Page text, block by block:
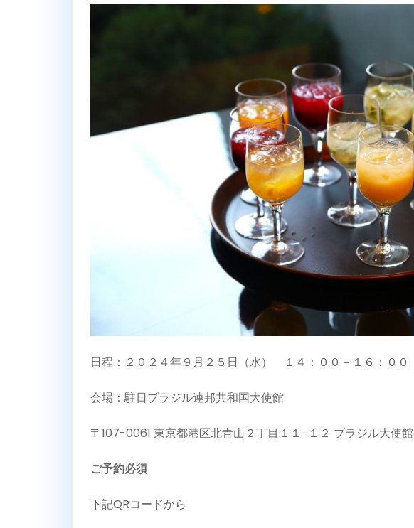
日程：２０２４年９月２５日（水） １４：００－１６：００
会場：駐日ブラジル連邦共和国大使館
〒107-0061 東京都港区北青山２丁目１１−１２ ブラジル大使館
ご予約必須
下記QRコードから